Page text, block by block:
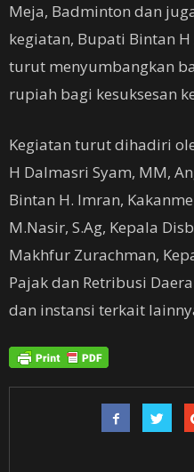
Meja, Badminton dan
kegiatan, Bupati Bintan H
turut menyumbangkan
rupiah bagi kesuksesan
Kegiatan turut dihadiri
H Dalmasri Syam, MM,
Bintan H. Imran,
M.Nasir, S.Ag, Kepala
Makhfur Zurachman,
Pajak dan Retribusi
dan instansi terkait